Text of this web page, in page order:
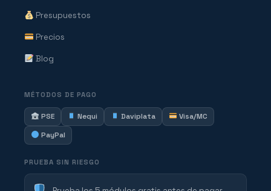
Presupuestos
Precios
Blog
MÉTODOS DE PAGO
PSE Nequi Daviplata
Visa/MC
PayPal
PRUEBA SIN RIESGO